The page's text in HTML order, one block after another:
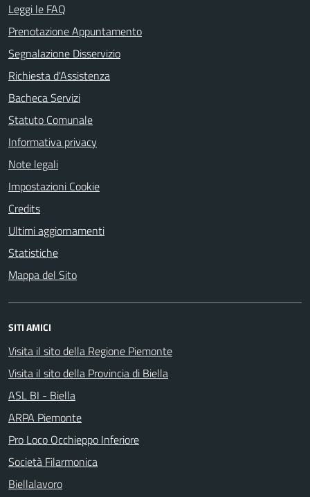
Leggi le FAQ
Prenotazione Appuntamento
Segnalazione Disservizio
Richiesta d'Assistenza
Bacheca Servizi
Statuto Comunale
Informativa privacy
Note legali
Impostazioni Cookie
Credits
Ultimi aggiornamenti
Statistiche
Mappa del Sito
SITI AMICI
Visita il sito della Regione Piemonte
Visita il sito della Provincia di Biella
ASL BI - Biella
ARPA Piemonte
Pro Loco Occhieppo Inferiore
Società Filarmonica
Biellalavoro